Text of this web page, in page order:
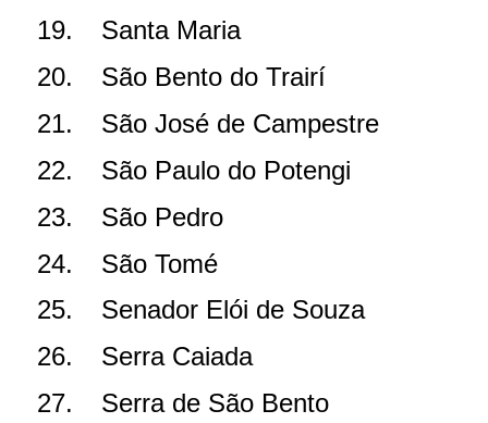
19.
Santa Maria
20.
São Bento do Trairí
21.
São José de Campestre
22.
São Paulo do Potengi
23.
São Pedro
24.
São Tomé
25.
Senador Elói de Souza
26.
Serra Caiada
27.
Serra de São Bento